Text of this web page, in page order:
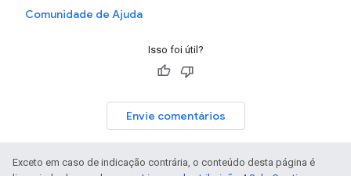
Comunidade de Ajuda
Isso foi útil?
Envie comentários
Exceto em caso de indicação contrária, o conteúdo desta página é